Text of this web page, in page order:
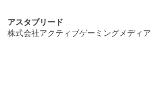
アスタブリード
株式会社アクティブゲーミングメディア